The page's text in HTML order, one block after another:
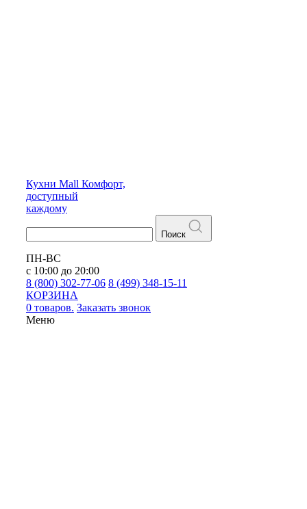
Кухни Mall Комфорт,
доступный
каждому
Поиск
ПН-ВС
с 10:00 до 20:00
8 (800) 302-77-06 8 (499) 348-15-11
КОРЗИНА
0 товаров. Заказать звонок
Меню